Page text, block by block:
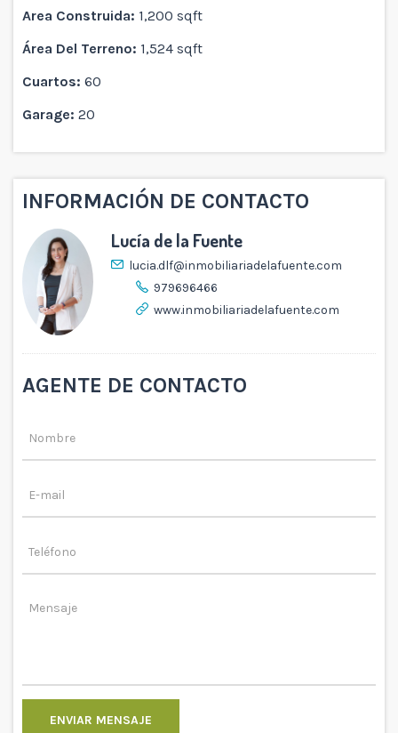
Area Construida:
1,200 sqft
Área Del Terreno:
1,524 sqft
Cuartos: 60
Garage: 20
INFORMACIÓN DE CONTACTO
Lucía de la Fuente
lucia.dlf@inmobiliariadelafuente.com
979696466
www.inmobiliariadelafuente.com
AGENTE DE CONTACTO
ENVIAR MENSAJE